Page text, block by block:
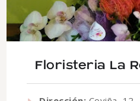
Floristeria La